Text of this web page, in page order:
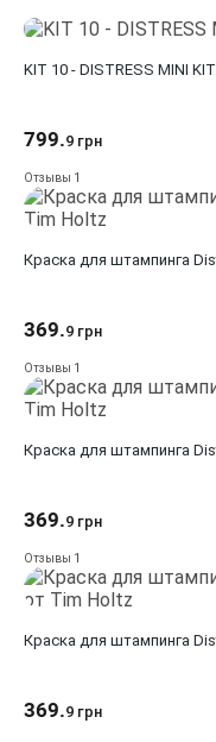
KIT 10 - DISTRESS
799.9 грн
Отзывы 1
Краска для штампинга
369.9 грн
Отзывы 1
Краска для штампинга
369.9 грн
Отзывы 1
Краска для штампинга
369.9 грн